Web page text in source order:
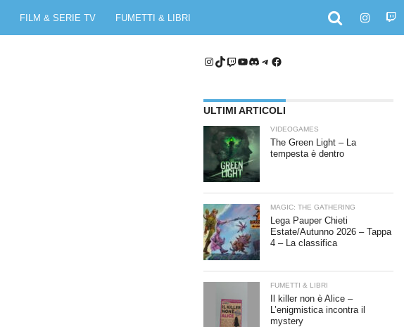
FILM & SERIE TV FUMETTI & LIBRI
Instagram
TikTok
Twitch
YouTube
Discord
Telegram
Facebook
ULTIMI ARTICOLI
VIDEOGAMES
The Green Light – La
tempesta è dentro
MAGIC: THE GATHERING
Lega Pauper Chieti
Estate/Autunno 2026 – Tappa
4 – La classifica
FUMETTI & LIBRI
Il killer non è Alice –
L’enigmistica incontra il
mystery